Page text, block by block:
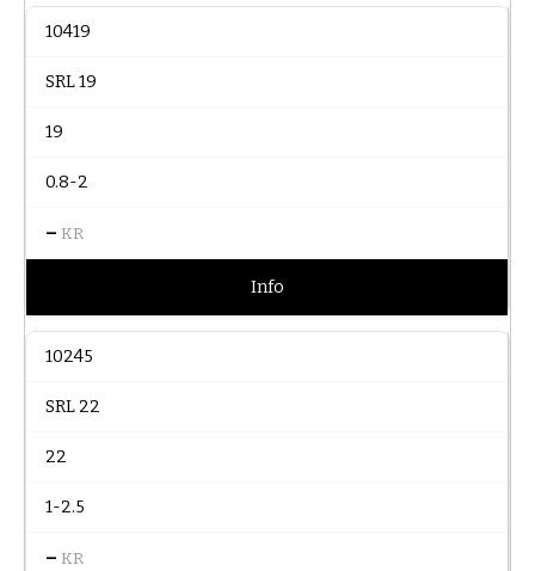
10419
SRL 19
19
0.8-2
– KR
Info
10245
SRL 22
22
1-2.5
– KR